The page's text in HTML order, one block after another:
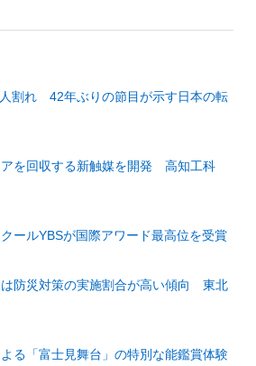
割れ 42年ぶりの節目が示す日本の転
を回収する新触媒を開発 高知工科
ールYBSが国際アワード最高位を受賞
防災対策の実施割合が高い傾向 東北
る「富士見舞台」の特別な能鑑賞体験